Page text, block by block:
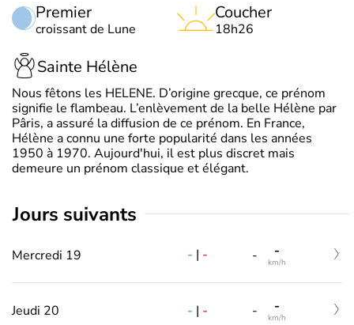
Premier
croissant de Lune
Coucher
18h26
Sainte Hélène
Nous fêtons les HELENE. D’origine grecque, ce prénom
signifie le flambeau. L’enlèvement de la belle Hélène par
Pâris, a assuré la diffusion de ce prénom. En France,
Hélène a connu une forte popularité dans les années
1950 à 1970. Aujourd'hui, il est plus discret mais
demeure un prénom classique et élégant.
jours suivants
Mercredi 19 - | - - -
km/h
Jeudi 20 - | - - -
km/h